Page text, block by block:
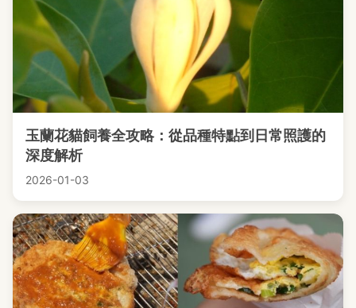
玉蘭花貓飼養全攻略：從品種特點到日常照護的
深度解析
2026-01-03